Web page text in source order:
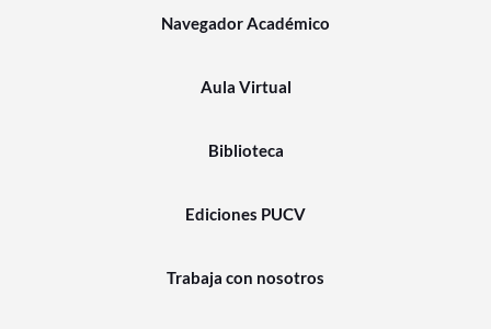
Navegador Académico
Aula Virtual
Biblioteca
Ediciones PUCV
Trabaja con nosotros